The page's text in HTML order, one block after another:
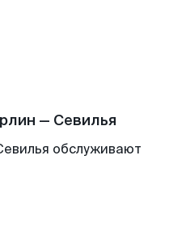
— Севилья
обслуживают